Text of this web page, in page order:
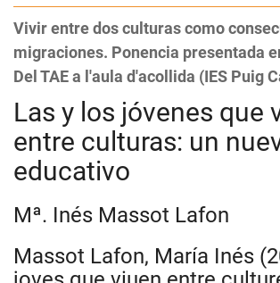
Vivir entre dos culturas como
migraciones. Ponencia presentada
Del TAE a l'aula d'acollida (IES Puig
Las y los jóvenes que
entre culturas: un
educativo
Mª. Inés Massot Lafon
Massot Lafon, María Inés